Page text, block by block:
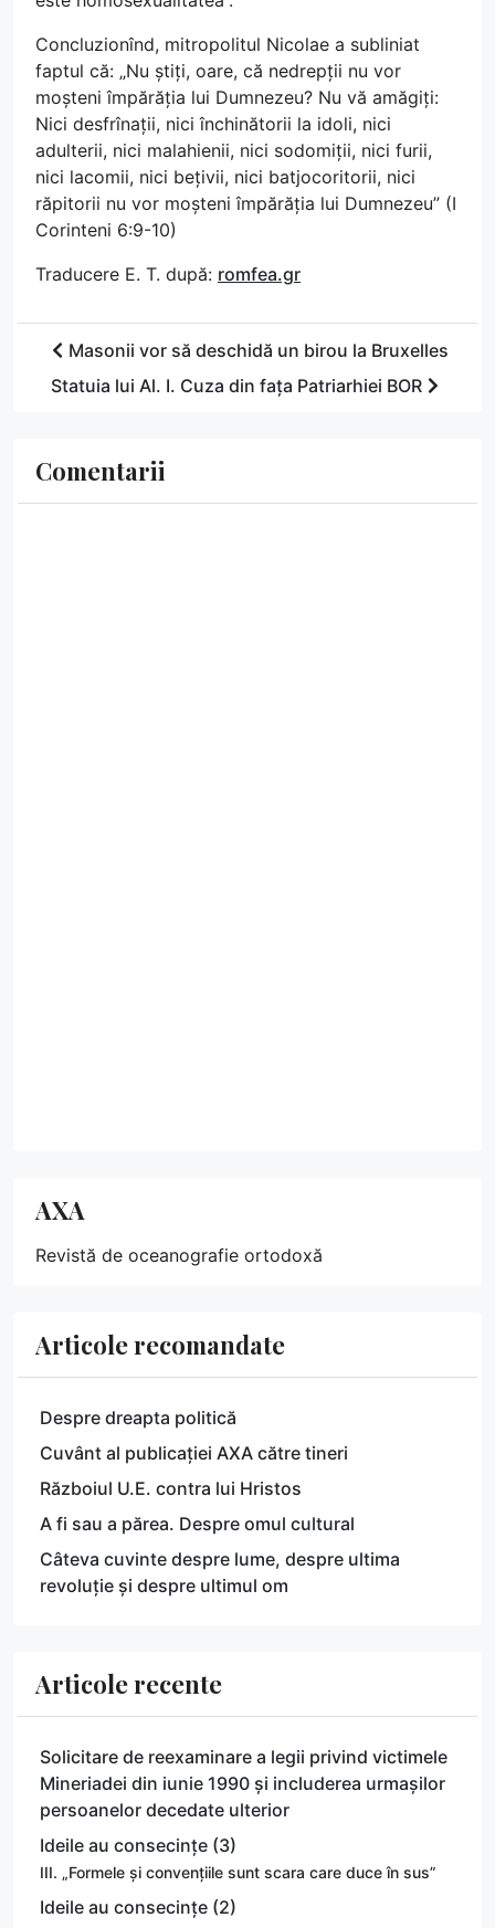
Concluzionînd, mitropolitul Nicolae a subliniat
faptul că: „Nu știți, oare, că nedrepții nu vor
moșteni împărăția lui Dumnezeu? Nu vă amăgiți:
Nici desfrînații, nici închinătorii la idoli, nici
adulterii, nici malahienii, nici sodomiții, nici furii,
nici lacomii, nici bețivii, nici batjocoritorii, nici
răpitorii nu vor moșteni împărăția lui Dumnezeu” (I
Corinteni 6:9-10)
Traducere E. T. după: romfea.gr
Masonii vor să deschidă un birou la Bruxelles
Statuia lui Al. I. Cuza din fața Patriarhiei BOR
Comentarii
AXA
Revistă de oceanografie ortodoxă
Articole recomandate
Despre dreapta politică
Cuvânt al publicației AXA către tineri
Războiul U.E. contra lui Hristos
A fi sau a părea. Despre omul cultural
Câteva cuvinte despre lume, despre ultima
revoluție și despre ultimul om
Articole recente
Solicitare de reexaminare a legii privind victimele
Mineriadei din iunie 1990 și includerea urmașilor
persoanelor decedate ulterior
Ideile au consecințe (3)
III. „Formele și convențiile sunt scara care duce în sus”
Ideile au consecințe (2)